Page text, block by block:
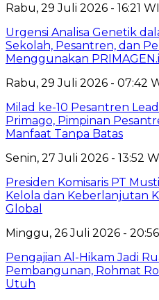
Rabu, 29 Juli 2026 - 16:21
Urgensi Analisa Genetik
Sekolah, Pesantren, dan
Menggunakan
Rabu, 29 Juli 2026 - 07:42
Milad ke-10 Pesantren
Primago, Pimpinan
Manfaat Tanpa Batas
Senin, 27 Juli 2026 - 13:52
Presiden Komisaris PT
Kelola dan Keberlanjutan
Global
Minggu, 26 Juli 2026 -
Pengajian Al-Hikam Jadi
Pembangunan, Rohmat
Utuh